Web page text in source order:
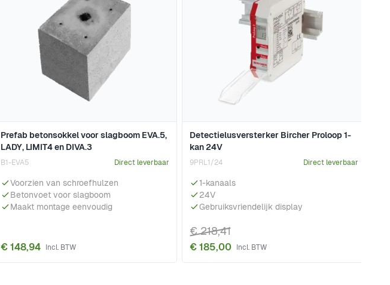
Prefab betonsokkel voor slagboom EVA.5,
LADY, LIMIT4 en DIVA.3
B1-EVA5 Direct leverbaar
Voorzien van schroefhulzen
Betonvoet voor slagboom
Maakt montage eenvoudig
€ 148,94
Detectielusversterker Bircher Proloop 1-
kan 24V
9PRL1/24 Direct leverbaar
1-kanaals
24V
Gebruiksvriendelijk display
€ 185,00
€ 218,41